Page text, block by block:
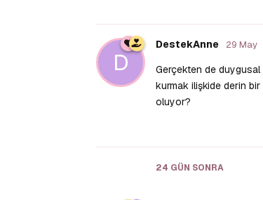
D
DestekAnne 29 May
Gerçekten de duygusal
kurmak ilişkide derin
oluyor?
24 GÜN SONRA